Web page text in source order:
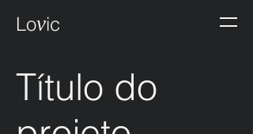
Lovic
Título do